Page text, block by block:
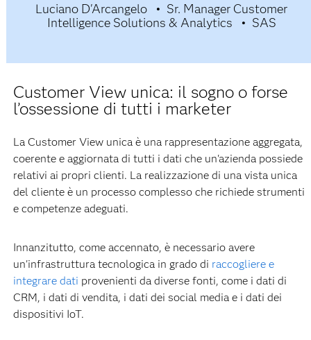
Luciano D'Arcangelo
Sr. Manager Customer
Intelligence Solutions & Analytics
SAS
Customer View unica: il sogno o forse
l’ossessione di tutti i marketer
La Customer View unica è una rappresentazione aggregata,
coerente e aggiornata di tutti i dati che un'azienda possiede
relativi ai propri clienti. La realizzazione di una vista unica
del cliente è un processo complesso che richiede strumenti
e competenze adeguati.
Innanzitutto, come accennato, è necessario avere
un'infrastruttura tecnologica in grado di raccogliere e
integrare dati provenienti da diverse fonti, come i dati di
CRM, i dati di vendita, i dati dei social media e i dati dei
dispositivi IoT.